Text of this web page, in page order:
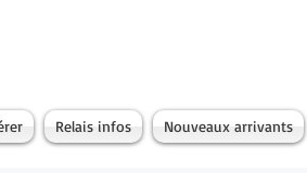
Relais infos Nouveaux arrivants